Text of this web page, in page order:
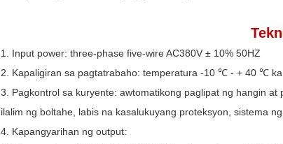
1. Input power: three-phase five-wire AC380V ± 10% 50HZ
2. Kapaligiran sa pagtatrabaho: temperatura -10 ℃ - + 40 ℃
3. Pagkontrol sa kuryente: awtomatikong paglipat ng hangin
ilalim ng boltahe, labis na kasalukuyang proteksyon, sistema
4. Kapangyarihan ng output: